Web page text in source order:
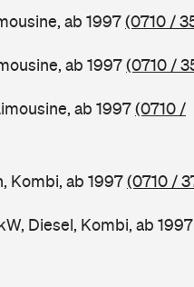
ab 1997(0710 /
ab 1997(0710 /
ab 1997(0710 /
Kombi, ab 1997(0710 /
Diesel, Kombi, ab 1997